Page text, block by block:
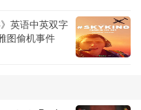
英语中英双字
图偷机事件